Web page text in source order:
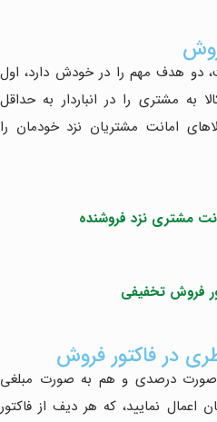
دو هدف مهم را در خودش دارد، اول
به مشتری را در انباردار به حداقل
امانت مشتریان نزد خودمان را
در فاکتور فروش
درصدی و هم به صورت مبلغی
اعمال نمایید، که هر دیف از فاکتور